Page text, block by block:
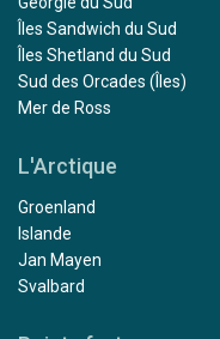
Îles Sandwich du Sud
Îles Shetland du Sud
Sud des Orcades (Îles)
Mer de Ross
L'Arctique
Groenland
Islande
Jan Mayen
Svalbard